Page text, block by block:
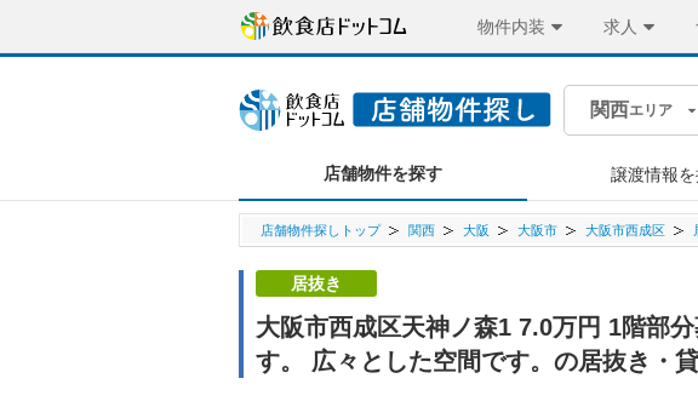
物件内装 求人
関西エリア
店舗物件を探す 譲渡情報
店舗物件探しトップ 関西 大阪 大阪市 大阪市西成区
居抜き
大阪市西成区天神ノ森1 7.0万円 1階部
す。 広々とした空間です。の居抜き・